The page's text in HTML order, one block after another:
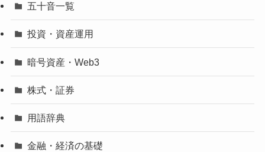
五十音一覧
投資・資産運用
暗号資産・Web3
株式・証券
用語辞典
金融・経済の基礎